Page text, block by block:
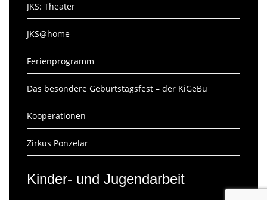
JKS: Theater
JKS@home
Ferienprogramm
Das besondere Geburtstagsfest – der KiGeBu
Kooperationen
Zirkus Ponzelar
Kinder- und Jugendarbeit